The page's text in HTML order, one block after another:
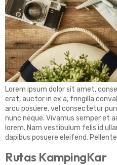
Lorem ipsum dolor sit amet,
erat, auctor in ex a, fringilla
arcu posuere, vel consectetur
nunc neque. Vivamus semper et
lorem. Nam vestibulum felis id
dapibus posuere eleifend.
Rutas KampingKar